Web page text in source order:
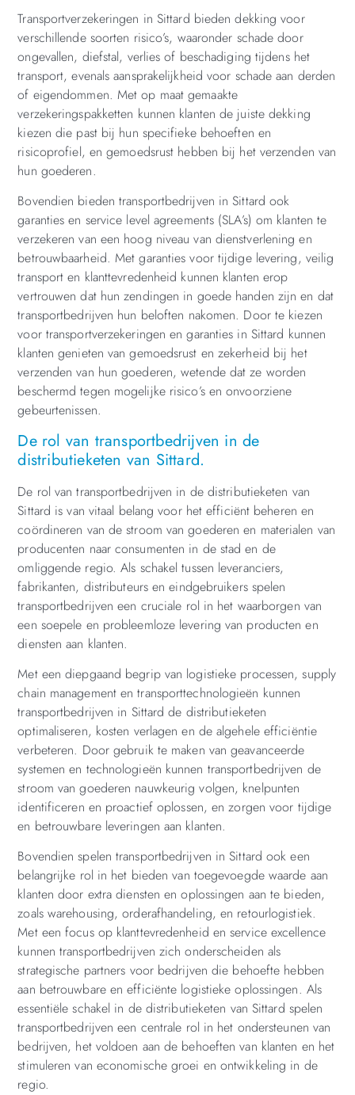
Transportverzekeringen in Sittard bieden dekking voor
verschillende soorten risico’s, waaronder schade door
ongevallen, diefstal, verlies of beschadiging tijdens het
transport, evenals aansprakelijkheid voor schade aan derden
of eigendommen. Met op maat gemaakte
verzekeringspakketten kunnen klanten de juiste dekking
kiezen die past bij hun specifieke behoeften en
risicoprofiel, en gemoedsrust hebben bij het verzenden van
hun goederen.
Bovendien bieden transportbedrijven in Sittard ook
garanties en service level agreements (SLA’s) om klanten te
verzekeren van een hoog niveau van dienstverlening en
betrouwbaarheid. Met garanties voor tijdige levering, veilig
transport en klanttevredenheid kunnen klanten erop
vertrouwen dat hun zendingen in goede handen zijn en dat
transportbedrijven hun beloften nakomen. Door te kiezen
voor transportverzekeringen en garanties in Sittard kunnen
klanten genieten van gemoedsrust en zekerheid bij het
verzenden van hun goederen, wetende dat ze worden
beschermd tegen mogelijke risico’s en onvoorziene
gebeurtenissen.
De rol van transportbedrijven in de
distributieketen van Sittard.
De rol van transportbedrijven in de distributieketen van
Sittard is van vitaal belang voor het efficiënt beheren en
coördineren van de stroom van goederen en materialen van
producenten naar consumenten in de stad en de
omliggende regio. Als schakel tussen leveranciers,
fabrikanten, distributeurs en eindgebruikers spelen
transportbedrijven een cruciale rol in het waarborgen van
een soepele en probleemloze levering van producten en
diensten aan klanten.
Met een diepgaand begrip van logistieke processen, supply
chain management en transporttechnologieën kunnen
transportbedrijven in Sittard de distributieketen
optimaliseren, kosten verlagen en de algehele efficiëntie
verbeteren. Door gebruik te maken van geavanceerde
systemen en technologieën kunnen transportbedrijven de
stroom van goederen nauwkeurig volgen, knelpunten
identificeren en proactief oplossen, en zorgen voor tijdige
en betrouwbare leveringen aan klanten.
Bovendien spelen transportbedrijven in Sittard ook een
belangrijke rol in het bieden van toegevoegde waarde aan
klanten door extra diensten en oplossingen aan te bieden,
zoals warehousing, orderafhandeling, en retourlogistiek.
Met een focus op klanttevredenheid en service excellence
kunnen transportbedrijven zich onderscheiden als
strategische partners voor bedrijven die behoefte hebben
aan betrouwbare en efficiënte logistieke oplossingen. Als
essentiële schakel in de distributieketen van Sittard spelen
transportbedrijven een centrale rol in het ondersteunen van
bedrijven, het voldoen aan de behoeften van klanten en het
stimuleren van economische groei en ontwikkeling in de
regio.